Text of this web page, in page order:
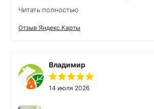
выглядеть система, установили
себя все убрал, оставив объект в
Читать полностью
Отзыв Яндекс.Карты
Владимир
14 июля 2026